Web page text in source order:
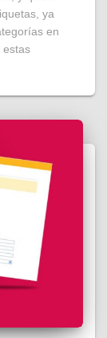
ya
en
estas